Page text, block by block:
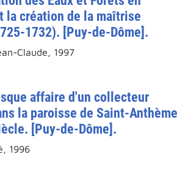
la création de la maîtrise
1732). [Puy-de-Dôme].
Claude, 1997
affaire d'un collecteur
la paroisse de Saint-Anthème
[Puy-de-Dôme].
1996